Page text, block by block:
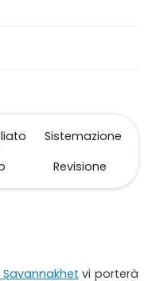
Sistemazione
Revisione
Savannakhet vi porterà